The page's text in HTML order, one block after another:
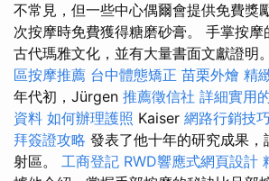
不常見，但一些中心偶爾會提供免費獎
次按摩時免費獲得糖磨砂膏。 手掌按摩
古代瑪雅文化，並有大量書面文獻證明
區按摩推薦 台中體態矯正 苗栗外燴 精
年代初，Jürgen 推薦徵信社 詳細實用
資料 如何辦理護照 Kaiser 網路行銷技巧
拜簽證攻略 發表了他十年的研究成果，
射區。 工商登記 RWD響應式網頁設計